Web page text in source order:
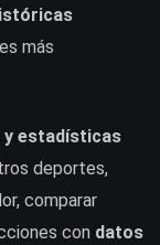
más
y estadísticas
deportes,
comparar
con datos